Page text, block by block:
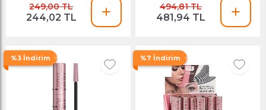
249,00 TL
244,02 TL
494,81 TL
481,94 TL
%3 İndirim %7 İndirim